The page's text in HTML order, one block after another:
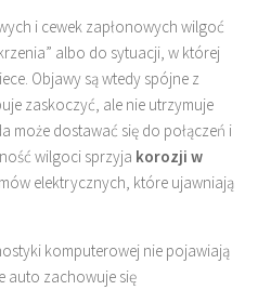
i cewek zapłonowych wilgoć
albo do sytuacji, w której
Objawy są wtedy spójne z
zaskoczyć, ale nie utrzymuje
może dostawać się do połączeń i
wilgoci sprzyja korozji w
elektrycznych, które ujawniają
komputerowej nie pojawiają
auto zachowuje się